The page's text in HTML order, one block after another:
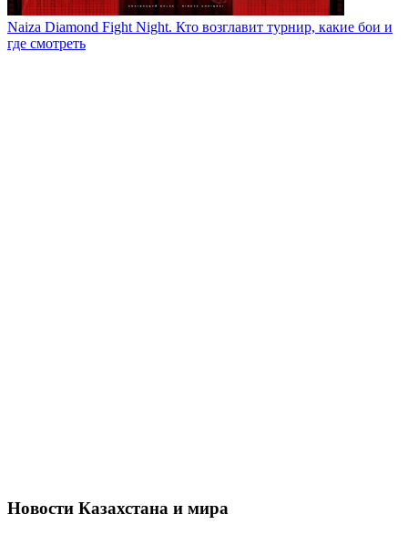
Naiza Diamond Fight Night. Кто возглавит турнир, какие бои и
где смотреть
Новости Казахстана и мира